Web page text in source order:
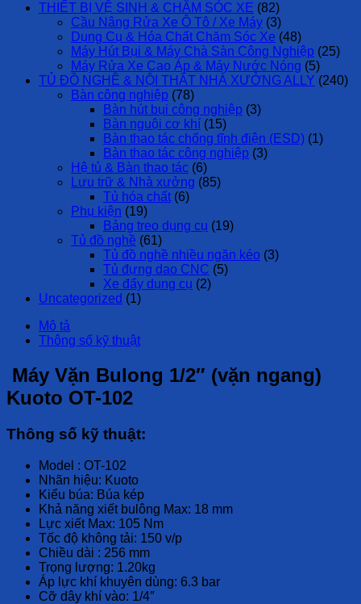
THIẾT BỊ VỆ SINH & CHĂM SÓC XE (82)
Cầu Nâng Rửa Xe Ô Tô / Xe Máy (3)
Dụng Cụ & Hóa Chất Chăm Sóc Xe (48)
Máy Hút Bụi & Máy Chà Sàn Công Nghiệp (25)
Máy Rửa Xe Cao Áp & Máy Nước Nóng (5)
TỦ ĐỒ NGHỀ & NỘI THẤT NHÀ XƯỞNG ALLY (240)
Bàn công nghiệp (78)
Bàn hút bụi công nghiệp (3)
Bàn nguội cơ khí (15)
Bàn thao tác chống tĩnh điện (ESD) (1)
Bàn thao tác công nghiệp (3)
Hệ tủ & Bàn thao tác (6)
Lưu trữ & Nhà xưởng (85)
Tủ hóa chất (6)
Phụ kiện (19)
Bảng treo dụng cụ (19)
Tủ đồ nghề (61)
Tủ đồ nghề nhiều ngăn kéo (3)
Tủ đựng dao CNC (5)
Xe đẩy dụng cụ (2)
Uncategorized (1)
Mô tả
Thông số kỹ thuật
Máy Vặn Bulong 1/2″ (vặn ngang)
Kuoto OT-102
Thông số kỹ thuật:
Model : OT-102
Nhãn hiệu: Kuoto
Kiểu búa: Búa kép
Khả năng xiết bulông Max: 18 mm
Lực xiết Max: 105 Nm
Tốc độ không tải: 150 v/p
Chiều dài : 256 mm
Trọng lượng: 1.20kg
Áp lực khí khuyên dùng: 6.3 bar
Cỡ dây khí vào: 1/4″